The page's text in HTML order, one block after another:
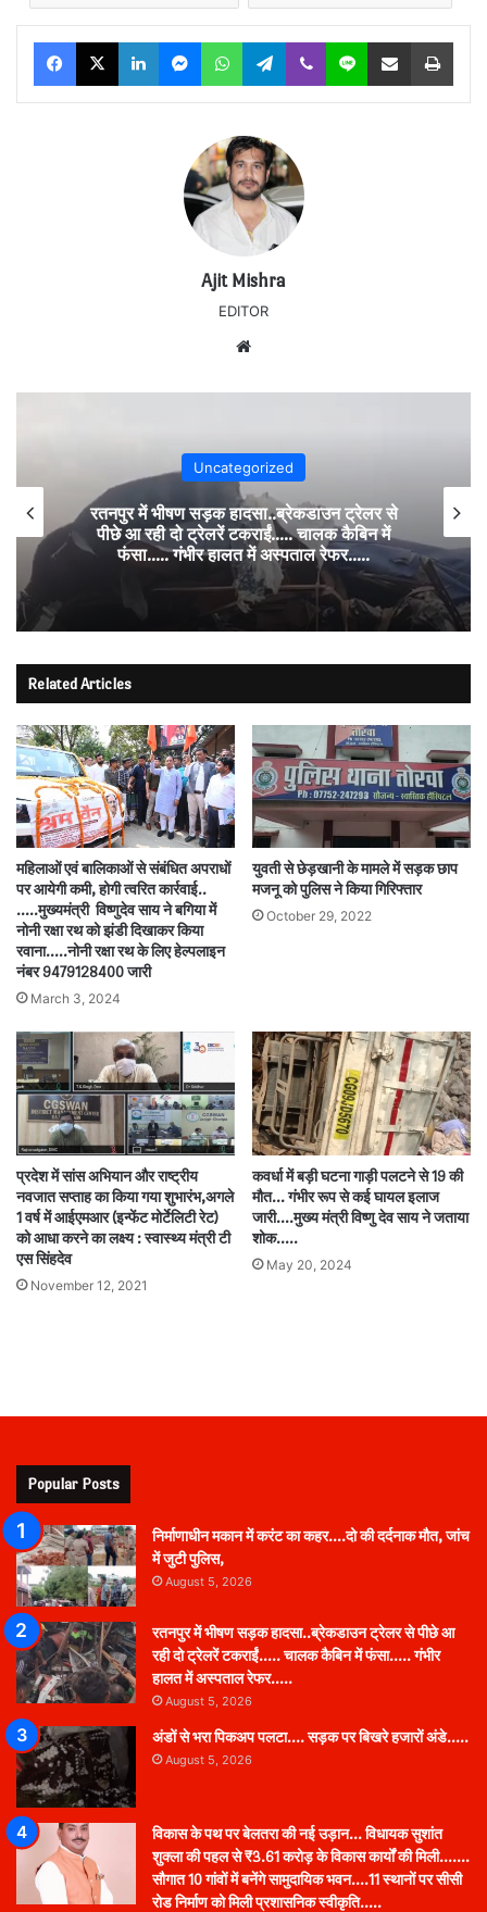
Facebook
X LinkedInMessengerWhatsAppTelegram
Viber Line Share via Email Print
Ajit Mishra
EDITOR
Uncategorized
रतनपुर में भीषण सड़क हादसा..ब्रेकडाउन ट्रेलर से
पीछे आ रही दो ट्रेलरें टकराईं….. चालक कैबिन में
फंसा….. गंभीर हालत में अस्पताल रेफर…..
Related Articles
महिलाओं एवं बालिकाओं से संबंधित अपराधों
पर आयेगी कमी, होगी त्वरित कार्रवाई..
…..मुख्यमंत्री विष्णुदेव साय ने बगिया में
नोनी रक्षा रथ को झंडी दिखाकर किया
रवाना…..नोनी रक्षा रथ के लिए हेल्पलाइन
नंबर 9479128400 जारी
March 3, 2024
युवती से छेड़खानी के मामले में सड़क छाप
मजनू को पुलिस ने किया गिरिफ्तार
October 29, 2022
प्रदेश में सांस अभियान और राष्ट्रीय
नवजात सप्ताह का किया गया शुभारंभ,अगले
1 वर्ष में आईएमआर (इन्फेंट मोर्टेलिटी रेट)
को आधा करने का लक्ष्य : स्वास्थ्य मंत्री टी
एस सिंहदेव
November 12, 2021
कवर्धा में बड़ी घटना गाड़ी पलटने से 19 की
मौत… गंभीर रूप से कई घायल इलाज
जारी….मुख्य मंत्री विष्णु देव साय ने जताया
शोक…..
May 20, 2024
Popular Posts
निर्माणाधीन मकान में करंट का कहर….दो की दर्दनाक मौत, जांच
में जुटी पुलिस,
August 5, 2026
रतनपुर में भीषण सड़क हादसा..ब्रेकडाउन ट्रेलर से पीछे आ
रही दो ट्रेलरें टकराईं….. चालक कैबिन में फंसा….. गंभीर
हालत में अस्पताल रेफर…..
August 5, 2026
अंडों से भरा पिकअप पलटा…. सड़क पर बिखरे हजारों अंडे…..
August 5, 2026
विकास के पथ पर बेलतरा की नई उड़ान… विधायक सुशांत
शुक्ला की पहल से ₹3.61 करोड़ के विकास कार्यों की मिली…….
सौगात 10 गांवों में बनेंगे सामुदायिक भवन….11 स्थानों पर सीसी
रोड निर्माण को मिली प्रशासनिक स्वीकृति…..